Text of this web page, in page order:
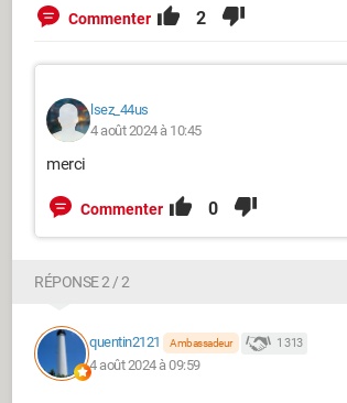
Commenter 2
lsez_44us
4 août 2024 à 10:45
merci
Commenter 0
RÉPONSE 2 / 2
quentin2121 Ambassadeur 1 313
4 août 2024 à 09:59